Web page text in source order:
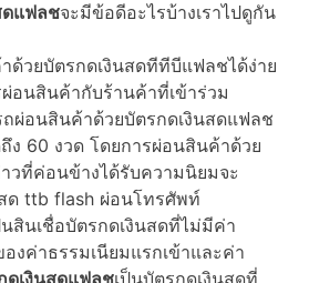
ดแฟลชจะมีข้อดีอะไรบ้างเราไปดูกัน
วยบัตรกดเงินสดทีทีบีแฟลชได้ง่าย
อนสินค้ากับร้านค้าที่เข้าร่วม
ผ่อนสินค้าด้วยบัตรกดเงินสดแฟลช
ง 60 งวด โดยการผ่อนสินค้าด้วย
วที่ค่อนข้างได้รับความนิยมจะ
ด ttb flash ผ่อนโทรศัพท์
นสินเชื่อบัตรกดเงินสดที่ไม่มีค่า
งค่าธรรมเนียมแรกเข้าและค่า
ดเงินสดแฟลชเป็นบัตรกดเงินสดที่